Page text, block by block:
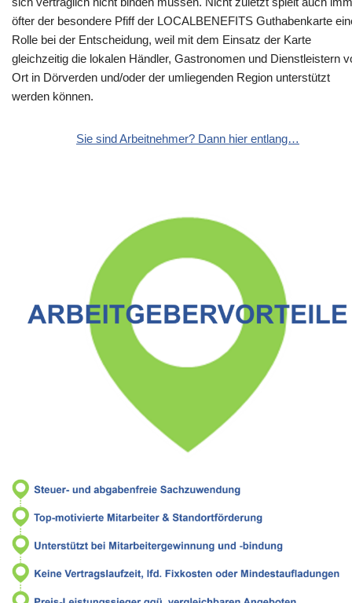
öfter der besondere Pfiff der LOCALBENEFITS Guthabenkarte
Rolle bei der Entscheidung, weil mit dem Einsatz der Karte
gleichzeitig die lokalen Händler, Gastronomen und Dienstleistern
Ort in Dörverden und/oder der umliegenden Region unterstützt
werden können.
Sie sind Arbeitnehmer? Dann hier entlang…